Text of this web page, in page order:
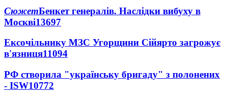
СюжетБенкет генералів. Наслідки вибуху в
Москві13697
Ексочільнику МЗС Угорщини Сійярто загрожує
в'язниця11094
РФ створила "українську бригаду" з полонених
- ISW10772